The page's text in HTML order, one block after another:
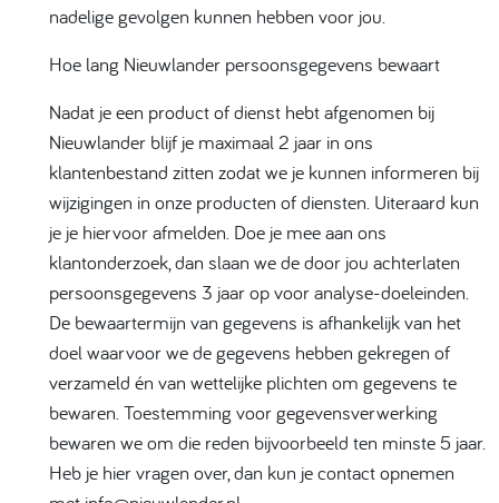
nadelige gevolgen kunnen hebben voor jou.
Hoe lang Nieuwlander persoonsgegevens bewaart
Nadat je een product of dienst hebt afgenomen bij
Nieuwlander blijf je maximaal 2 jaar in ons
klantenbestand zitten zodat we je kunnen informeren bij
wijzigingen in onze producten of diensten. Uiteraard kun
je je hiervoor afmelden. Doe je mee aan ons
klantonderzoek, dan slaan we de door jou achterlaten
persoonsgegevens 3 jaar op voor analyse-doeleinden.
De bewaartermijn van gegevens is afhankelijk van het
doel waarvoor we de gegevens hebben gekregen of
verzameld én van wettelijke plichten om gegevens te
bewaren. Toestemming voor gegevensverwerking
bewaren we om die reden bijvoorbeeld ten minste 5 jaar.
Heb je hier vragen over, dan kun je contact opnemen